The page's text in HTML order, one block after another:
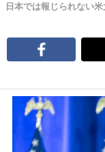
日本では報じられない米